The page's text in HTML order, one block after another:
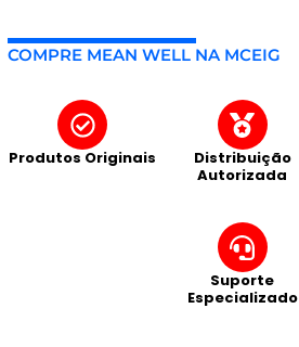
COMPRE MEAN WELL NA MCEIG
Produtos Originais
Distribuição
Autorizada
Suporte
Especializado